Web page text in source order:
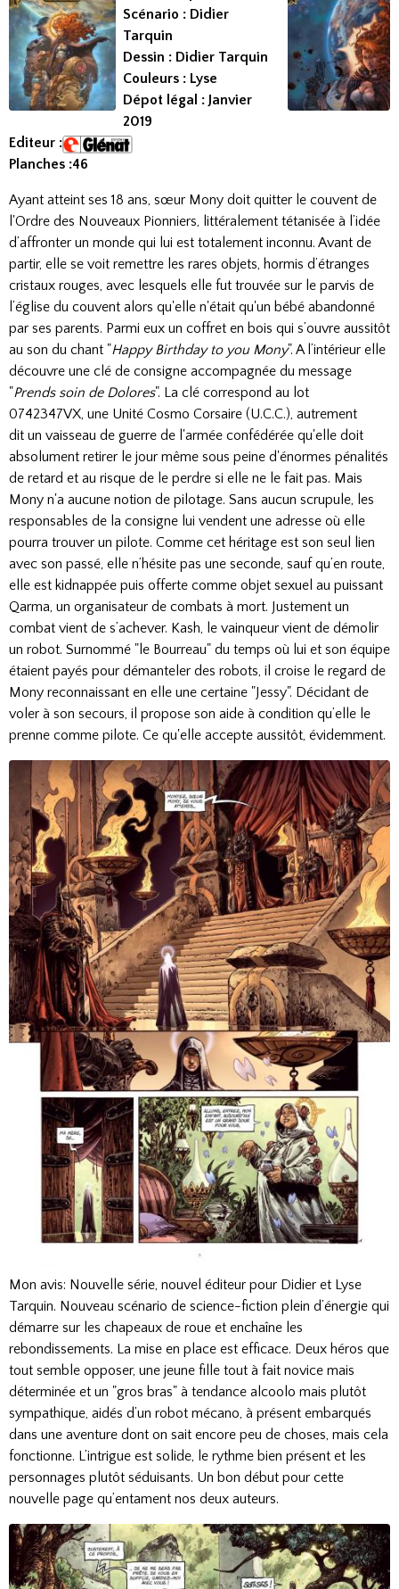
Scénario : Didier
Tarquin
Dessin : Didier Tarquin
Couleurs : Lyse
Dépot légal : Janvier
2019
Editeur :
Planches :46
Ayant atteint ses 18 ans, sœur Mony doit quitter le couvent de
l'Ordre des Nouveaux Pionniers, littéralement tétanisée à l’idée
d’affronter un monde qui lui est totalement inconnu. Avant de
partir, elle se voit remettre les rares objets, hormis d’étranges
cristaux rouges, avec lesquels elle fut trouvée sur le parvis de
l’église du couvent alors qu'elle n'était qu'un bébé abandonné
par ses parents. Parmi eux un coffret en bois qui s’ouvre aussitôt
au son du chant "Happy Birthday to you Mony". A l’intérieur elle
découvre une clé de consigne accompagnée du message
"Prends soin de Dolores". La clé correspond au lot
0742347VX, une Unité Cosmo Corsaire (U.C.C.), autrement
dit un vaisseau de guerre de l'armée confédérée qu'elle doit
absolument retirer le jour même sous peine d'énormes pénalités
de retard et au risque de le perdre si elle ne le fait pas. Mais
Mony n'a aucune notion de pilotage. Sans aucun scrupule, les
responsables de la consigne lui vendent une adresse où elle
pourra trouver un pilote. Comme cet héritage est son seul lien
avec son passé, elle n’hésite pas une seconde, sauf qu’en route,
elle est kidnappée puis offerte comme objet sexuel au puissant
Qarma, un organisateur de combats à mort. Justement un
combat vient de s’achever. Kash, le vainqueur vient de démolir
un robot. Surnommé "le Bourreau" du temps où lui et son équipe
étaient payés pour démanteler des robots, il croise le regard de
Mony reconnaissant en elle une certaine "Jessy". Décidant de
voler à son secours, il propose son aide à condition qu’elle le
prenne comme pilote. Ce qu'elle accepte aussitôt, évidemment.
Mon avis: Nouvelle série, nouvel éditeur pour Didier et Lyse
Tarquin. Nouveau scénario de science-fiction plein d’énergie qui
démarre sur les chapeaux de roue et enchaîne les
rebondissements. La mise en place est efficace. Deux héros que
tout semble opposer, une jeune fille tout à fait novice mais
déterminée et un "gros bras" à tendance alcoolo mais plutôt
sympathique, aidés d’un robot mécano, à présent embarqués
dans une aventure dont on sait encore peu de choses, mais cela
fonctionne. L’intrigue est solide, le rythme bien présent et les
personnages plutôt séduisants. Un bon début pour cette
nouvelle page qu’entament nos deux auteurs.